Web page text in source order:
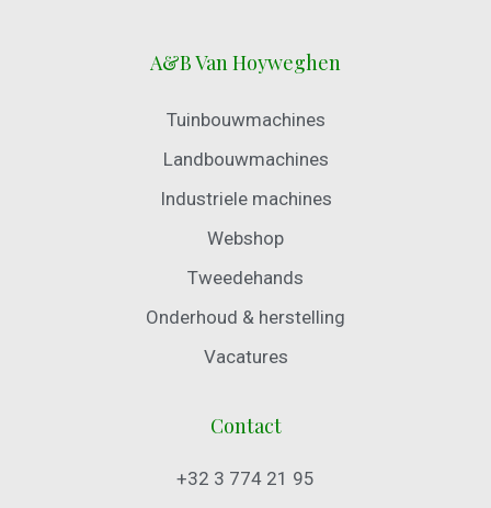
A&B Van Hoyweghen
Tuinbouwmachines
Landbouwmachines
Industriele machines
Webshop
Tweedehands
Onderhoud & herstelling
Vacatures
Contact
+32 3 774 21 95